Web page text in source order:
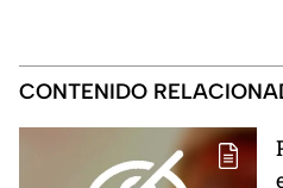
CONTENIDO